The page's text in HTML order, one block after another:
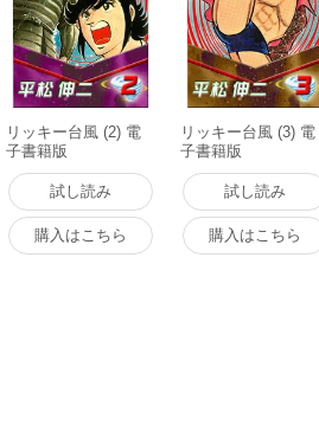
リッキー台風 (2) 電
子書籍版
試し読み
購入はこちら
リッキー台風 (3) 電
子書籍版
試し読み
購入はこちら